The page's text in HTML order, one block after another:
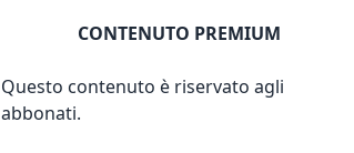
CONTENUTO PREMIUM
Questo contenuto è riservato agli
abbonati.